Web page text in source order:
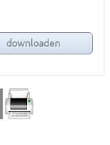
downloaden